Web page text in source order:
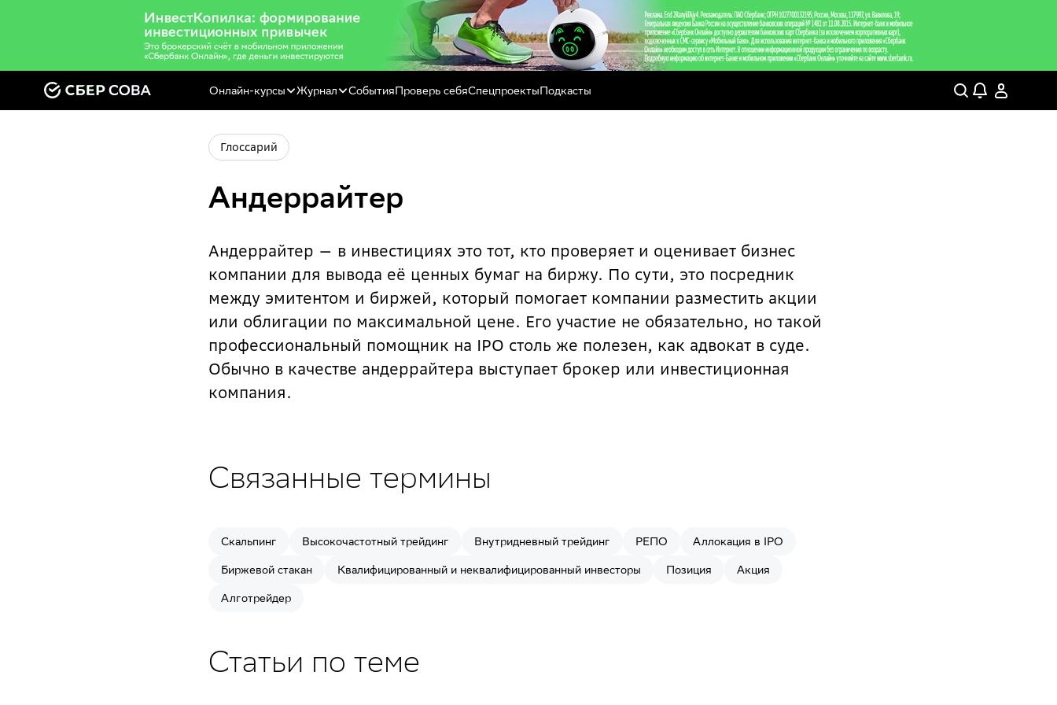
Онлайн-курсы Журнал СобытияПроверь себяСпецпроектыПодкасты
Глоссарий
Андеррайтер
Андеррайтер — в инвестициях это тот, кто проверяет и оценивает бизнес
компании для вывода её ценных бумаг на биржу. По сути, это посредник
между эмитентом и биржей, который помогает компании разместить акции
или облигации по максимальной цене. Его участие не обязательно, но такой
профессиональный помощник на IPO столь же полезен, как адвокат в суде.
Обычно в качестве андеррайтера выступает брокер или инвестиционная
компания.
Связанные термины
Скальпинг Высокочастотный трейдинг Внутридневный трейдинг РЕПО
Аллокация в IPO
Биржевой стакан
Квалифицированный и неквалифицированный инвесторы Позиция
Акция
Алготрейдер
Статьи по теме